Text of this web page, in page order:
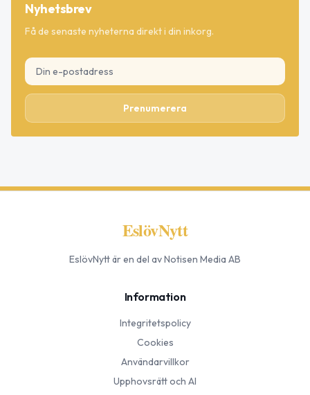
Nyhetsbrev
Få de senaste nyheterna direkt i din inkorg.
Prenumerera
EslövNytt
EslövNyttär en del av Notisen Media AB
Information
Integritetspolicy
Cookies
Användarvillkor
Upphovsrätt och AI